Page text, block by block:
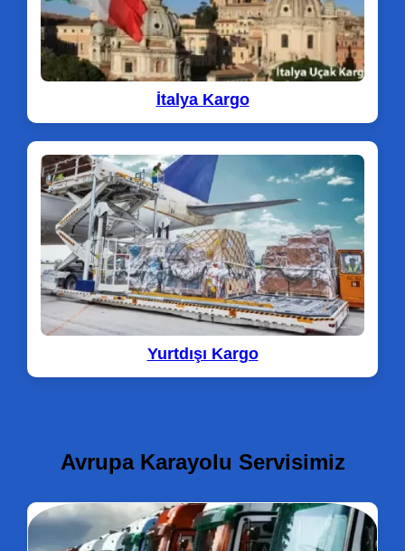
İtalya Kargo
Yurtdışı Kargo
Avrupa Karayolu Servisimiz